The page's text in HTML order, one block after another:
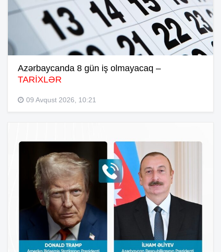
Azərbaycanda 8 gün iş olmayacaq –
TARİXLƏR
09 Avqust 2026, 10:21